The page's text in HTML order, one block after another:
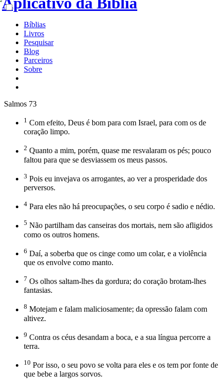
Bíblias
Livros
Pesquisar
Blog
Parceiros
Sobre
Salmos 73
1 Com efeito, Deus é bom para com Israel, para com os de
coração limpo.
2 Quanto a mim, porém, quase me resvalaram os pés; pouco
faltou para que se desviassem os meus passos.
3 Pois eu invejava os arrogantes, ao ver a prosperidade dos
perversos.
4 Para eles não há preocupações, o seu corpo é sadio e nédio.
5 Não partilham das canseiras dos mortais, nem são afligidos
como os outros homens.
6 Daí, a soberba que os cinge como um colar, e a violência
que os envolve como manto.
7 Os olhos saltam-lhes da gordura; do coração brotam-lhes
fantasias.
8 Motejam e falam maliciosamente; da opressão falam com
altivez.
9 Contra os céus desandam a boca, e a sua língua percorre a
terra.
10 Por isso, o seu povo se volta para eles e os tem por fonte de
que bebe a largos sorvos.